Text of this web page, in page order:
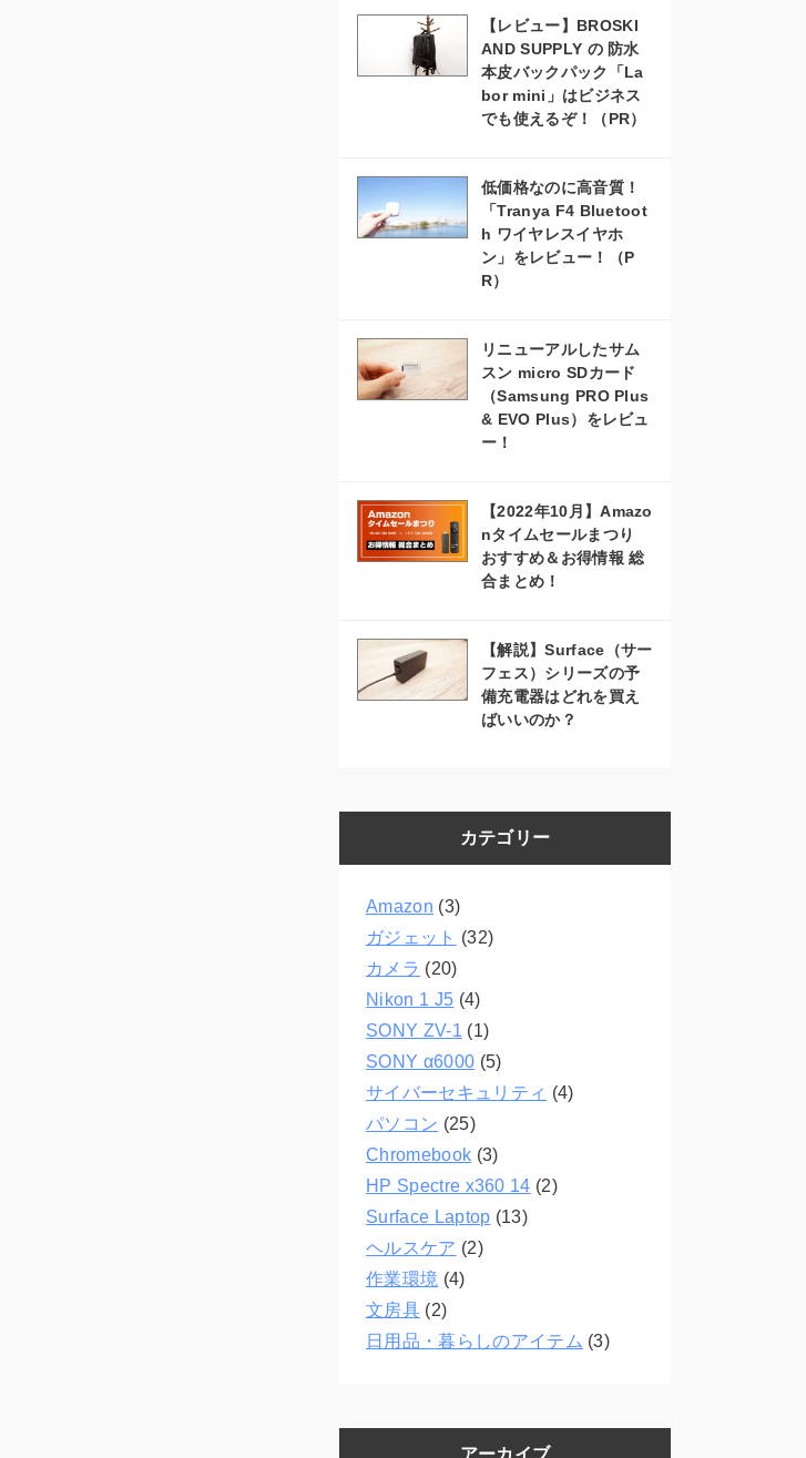
【レビュー】BROSKI
AND SUPPLY の 防水
本皮バックパック「La
bor mini」はビジネス
でも使えるぞ！（PR）
低価格なのに高音質！
「Tranya F4 Bluetoot
h ワイヤレスイヤホ
ン」をレビュー！（P
R）
リニューアルしたサム
スン micro SDカード
（Samsung PRO Plus
& EVO Plus）をレビュ
ー！
【2022年10月】Amazo
nタイムセールまつり
おすすめ＆お得情報 総
合まとめ！
【解説】Surface（サー
フェス）シリーズの予
備充電器はどれを買え
ばいいのか？
カテゴリー
Amazon (3)
ガジェット (32)
カメラ (20)
Nikon 1 J5 (4)
SONY ZV-1 (1)
SONY α6000 (5)
サイバーセキュリティ (4)
パソコン (25)
Chromebook (3)
HP Spectre x360 14 (2)
Surface Laptop (13)
ヘルスケア (2)
作業環境 (4)
文房具(2)
日用品・暮らしのアイテム (3)
アーカイブ